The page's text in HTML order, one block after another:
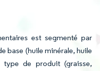
est segmenté par
base (huile minérale, huile
type de produit (graisse,